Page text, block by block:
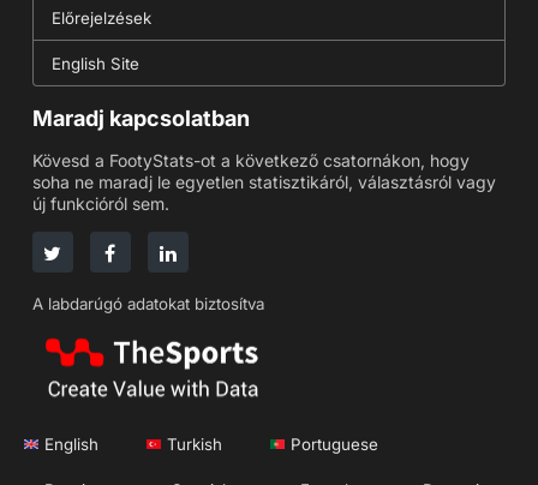
Előrejelzések
English Site
Maradj kapcsolatban
Kövesd a FootyStats-ot a következő csatornákon, hogy
soha ne maradj le egyetlen statisztikáról, választásról vagy
új funkcióról sem.
A labdarúgó adatokat biztosítva
English Turkish Portuguese